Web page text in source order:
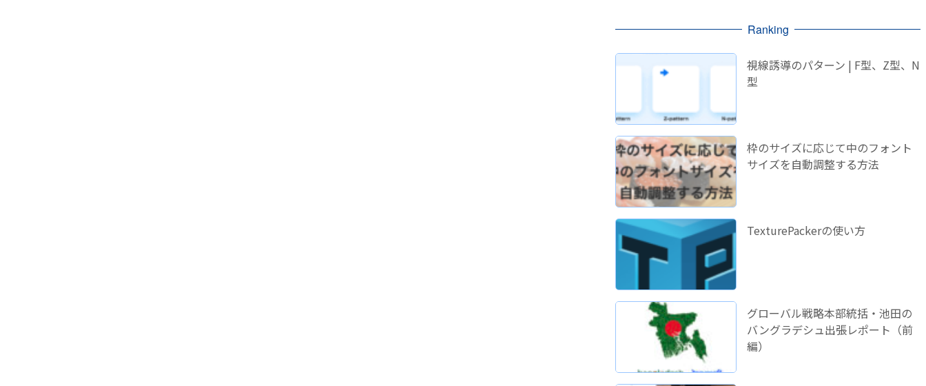
Ranking
視線誘導のパターン | F型、Z型、N
型
枠のサイズに応じて中のフォント
サイズを自動調整する方法
TexturePackerの使い方
グローバル戦略本部統括・池田の
バングラデシュ出張レポート（前
編）